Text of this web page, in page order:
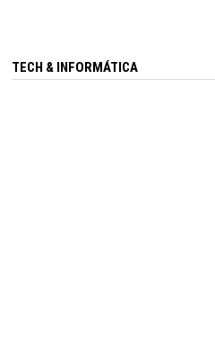
TECH & INFORMÁTICA